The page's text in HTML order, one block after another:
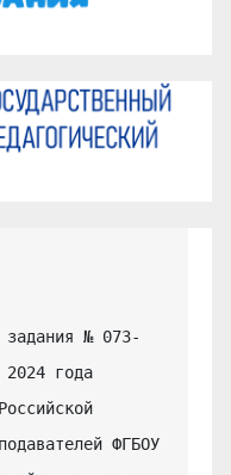
задания № 073-
года
ФГБОУ